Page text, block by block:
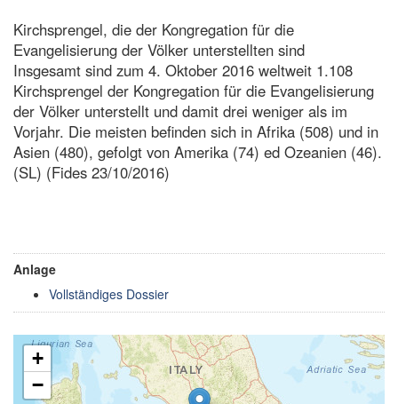
Kirchsprengel, die der Kongregation für die
Evangelisierung der Völker unterstellten sind
Insgesamt sind zum 4. Oktober 2016 weltweit 1.108
Kirchsprengel der Kongregation für die Evangelisierung
der Völker unterstellt und damit drei weniger als im
Vorjahr. Die meisten befinden sich in Afrika (508) und in
Asien (480), gefolgt von Amerika (74) ed Ozeanien (46).
(SL) (Fides 23/10/2016)
Anlage
Vollständiges Dossier
+
−